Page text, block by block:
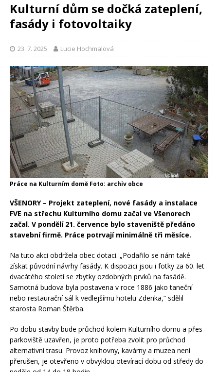
Kulturní dům se dočká zateplení,
fasády i fotovoltaiky
23. 7. 2025 Lucie Hochmalová
Práce na Kulturním domě Foto: archiv obce
VŠENORY – Projekt zateplení, nové fasády a instalace
FVE na střechu Kulturního domu začal ve Všenorech
začal. V pondělí 21. července bylo staveniště předáno
stavební firmě. Práce potrvají minimálně tři měsíce.
Na tuto akci obdržela obec dotaci. „Podařilo se nám také
získat původní návrhy fasády. K dispozici jsou i fotky za 60. let
dvacátého století se zbytky ozdobných prvků na fasádě.
Samotná budova byla postavena v roce 1886 jako taneční
nebo restaurační sál k vedlejšímu hotelu Zdenka,“ sdělil
starosta Roman Štěrba.
Po dobu stavby bude průchod kolem Kulturního domu a přes
parkoviště uzavřen, je proto potřeba zvolit pro průchod
alternativní trasu. Provoz knihovny, kavárny a muzea není
přerušen, je otevřeno v obvyklou otevírací dobu od středy do